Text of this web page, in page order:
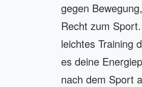
gegen
Recht zum
leichtes Training
es deine
nach dem Sport